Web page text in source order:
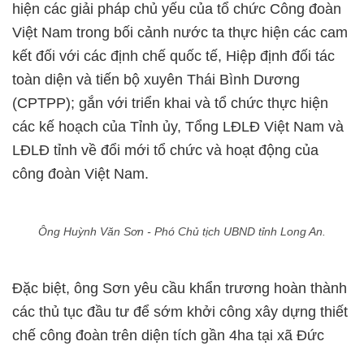
hiện các giải pháp chủ yếu của tổ chức Công đoàn
Việt Nam trong bối cảnh nước ta thực hiện các cam
kết đối với các định chế quốc tế, Hiệp định đối tác
toàn diện và tiến bộ xuyên Thái Bình Dương
(CPTPP); gắn với triển khai và tổ chức thực hiện
các kế hoạch của Tỉnh ủy, Tổng LĐLĐ Việt Nam và
LĐLĐ tỉnh về đổi mới tổ chức và hoạt động của
công đoàn Việt Nam.
Ông Huỳnh Văn Sơn - Phó Chủ tịch UBND tỉnh Long An.
Đặc biệt, ông Sơn yêu cầu khẩn trương hoàn thành
các thủ tục đầu tư để sớm khởi công xây dựng thiết
chế công đoàn trên diện tích gần 4ha tại xã Đức